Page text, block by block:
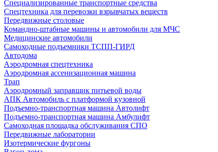
Специализированные транспортные средства
Спецтехника для перевозки взрывчатых веществ
Передвижные столовые
Командно-штабные машины и автомобили для МЧС
Медицинские автомобили
Самоходные подъемники ТСПП-ГИРД
Автодома
Аэродромная спецтехника
Аэродромная ассенизационная машина
Трап
Аэродромный заправщик питьевой воды
АПК Автомобиль с платформой кузовной
Подъемно-транспортная машина Автолифт
Подъемно-транспортная машина Амбулифт
Самоходная площадка обслуживания СПО
Передвижные лаборатории
Изотермические фургоны